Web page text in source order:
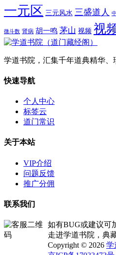
一元区 三元风水 三盛道人
微斗数 肾病 胡一鸣 茅山 视频 视
学道书院，汇集千年道典精华
快速导航
个人中心
标签云
道门常识
关于本站
VIP介绍
问题反馈
推广分佣
联系我们
如有BUG或建议可
走进学道书院，典
Copyright © 2026 学